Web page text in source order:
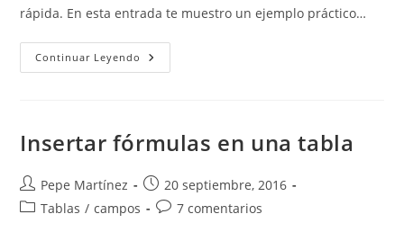
rápida. En esta entrada te muestro un ejemplo práctico…
Continuar Leyendo Ejemplo
Práctico:
Word
Como
Tabla
Rápida
Insertar fórmulas en una tabla
Autor
de
Pepe Martínez
Publicación
de
20 septiembre, 2016
Categoría
Tablas / campos
Comentarios
7 comentarios